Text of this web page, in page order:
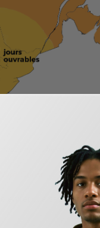
problèmes
Ouest
entrepôt a ses propres